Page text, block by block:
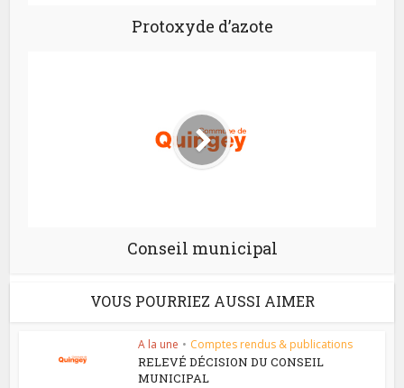
Protoxyde d’azote
Conseil municipal
VOUS POURRIEZ AUSSI AIMER
A la une • Comptes rendus & publications
RELEVÉ DÉCISION DU CONSEIL
MUNICIPAL